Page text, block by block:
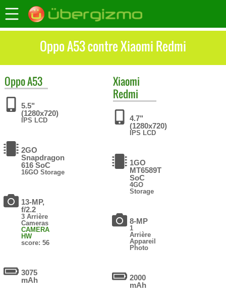
Oppo A53 contre Xiaomi Redmi
OppoA53
5.5"
(1280x720)
IPS LCD
2GO
Snapdragon
616 SoC
16GO Storage
13-MP,
f/2.2
3 Arrière
Cameras
CAMERA
HW
score: 56
3075
mAh
Xiaomi
Redmi
4.7"
(1280x720)
IPS LCD
1GO
MT6589T
SoC
4GO
Storage
8-MP
1
Arrière
Appareil
Photo
2000
mAh